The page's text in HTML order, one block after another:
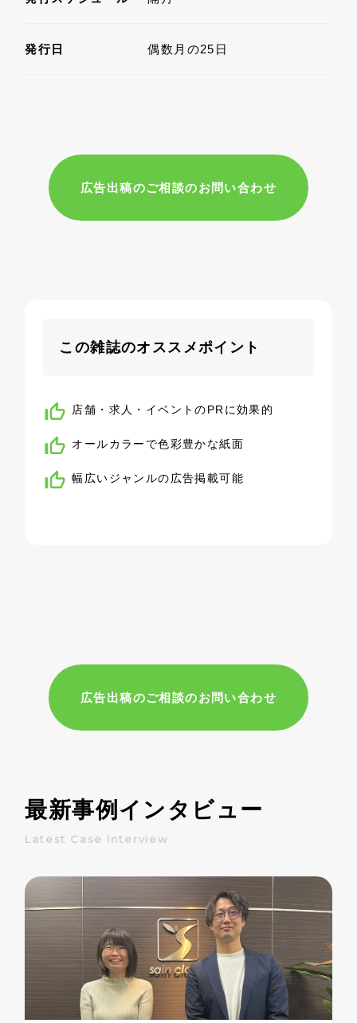
発行日 偶数月の25日
広告出稿のご相談のお問い合わせ
この雑誌のオススメポイント
店舗・求人・イベントのPRに効果的
オールカラーで色彩豊かな紙面
幅広いジャンルの広告掲載可能
広告出稿のご相談のお問い合わせ
最新事例インタビュー
Latest Case Interview